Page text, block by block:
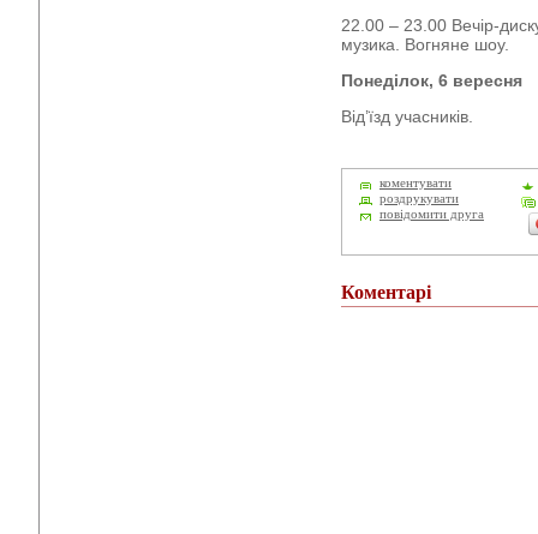
22.00 – 23.00 Вечір-
музика. Вогняне шоу.
Понеділок, 6 вересня
Від’їзд учасників.
коментувати
роздрукувати
повідомити друга
Коментарі